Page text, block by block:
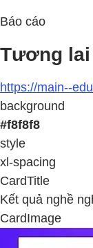
Báo cáo
Tương lai
https://main--
background
#f8f8f8
style
xl-spacing
CardTitle
Kết quả nghề
CardImage